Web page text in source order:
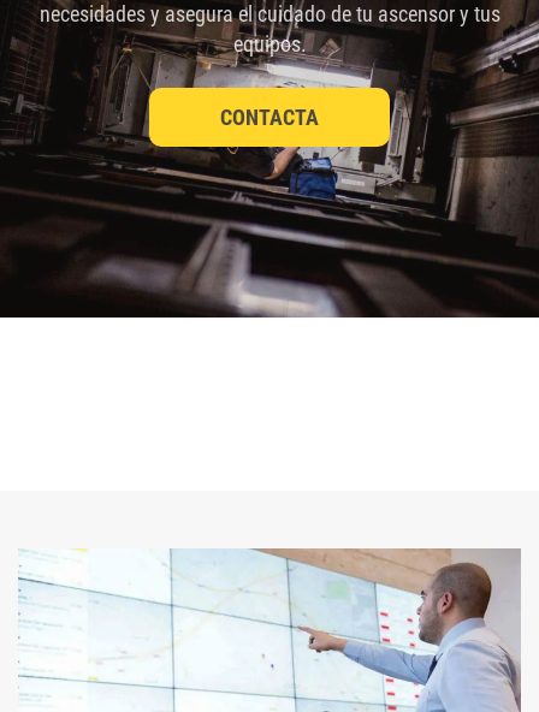
necesidades y asegura el cuidado de tu ascensor y tus
equipos.
CONTACTA